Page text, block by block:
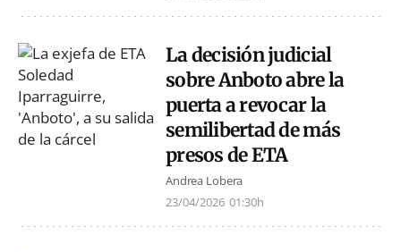
La decisión judicial
sobre Anboto abre la
puerta a revocar la
semilibertad de más
presos de ETA
Andrea Lobera
23/04/2026 01:30h